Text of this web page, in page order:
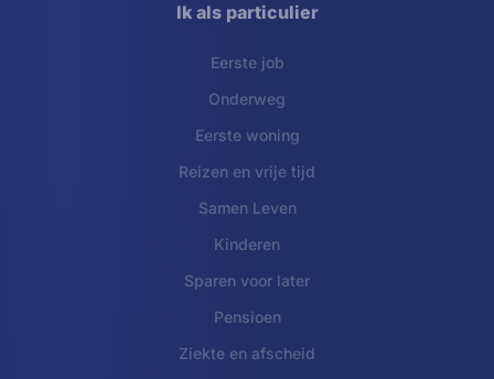
Ik als particulier
Eerste job
Onderweg
Eerste woning
Reizen en vrije tijd
Samen Leven
Kinderen
Sparen voor later
Pensioen
Ziekte en afscheid